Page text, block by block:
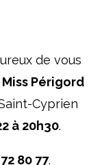
de vous
Périgord
Cyprien
à 20h30.
80 77.